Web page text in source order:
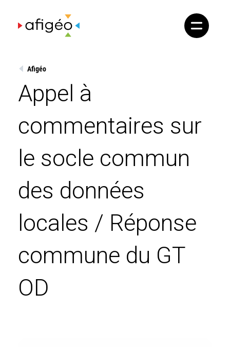
content
Afigéo
Appel à
commentaires sur
le socle commun
des données
locales / Réponse
commune du GT
OD